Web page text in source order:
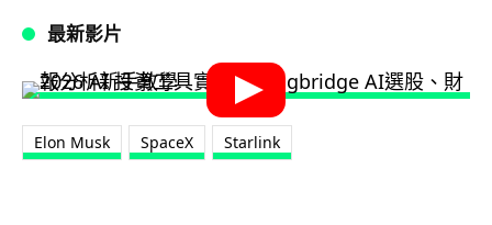
最新影片
Elon Musk SpaceX Starlink